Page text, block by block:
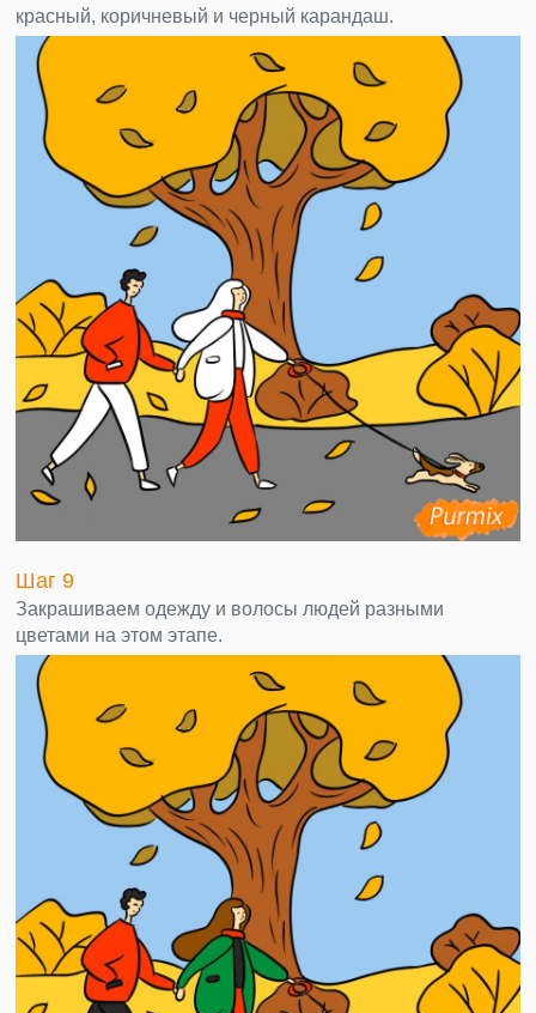
красный, коричневый и черный карандаш.
Шаг 9
Закрашиваем одежду и волосы людей разными
цветами на этом этапе.